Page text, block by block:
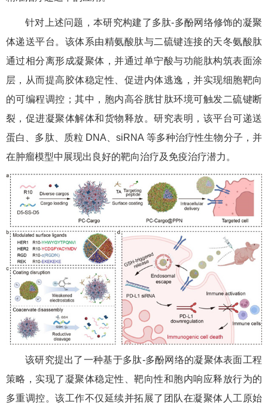
针对上述问题，本研究构建了多肽-多酚网络修饰的凝聚
体递送平台。该体系由精氨酸肽与二硫键连接的天冬氨酸肽
通过相分离形成凝聚体，并通过单宁酸与功能肽构筑表面涂
层，从而提高胶体稳定性、促进内体逃逸，并实现细胞靶向
的可编程调控；其中，胞内高谷胱甘肽环境可触发二硫键断
裂，促进凝聚体解体和货物释放。研究表明，该平台可递送
蛋白、多肽、质粒 DNA、siRNA 等多种治疗性生物分子，并
在肿瘤模型中展现出良好的靶向治疗及免疫治疗潜力。
该研究提出了一种基于多肽-多酚网络的凝聚体表面工程
策略，实现了凝聚体稳定性、靶向性和胞内响应释放行为的
多重调控。该工作不仅延续并拓展了团队在凝聚体人工原始